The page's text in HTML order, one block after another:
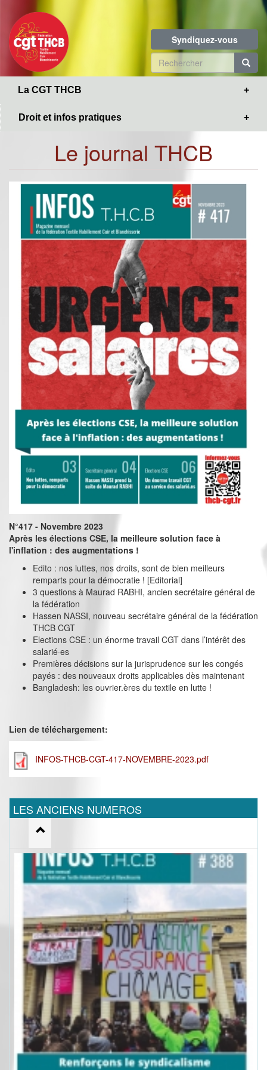
contenu
principal
Syndiquez-vous
Formulaire
de
La CGT THCB
Droit et infos pratiques
Le journal THCB
N°417 - Novembre 2023
Après les élections CSE, la meilleure solution face à
l'inflation : des augmentations !
Edito : nos luttes, nos droits, sont de bien meilleurs
remparts pour la démocratie ! [Editorial]
3 questions à Maurad RABHI, ancien secrétaire général de
la fédération
Hassen NASSI, nouveau secrétaire général de la fédération
THCB CGT
Elections CSE : un énorme travail CGT dans l’intérêt des
salarié·es
Premières décisions sur la jurisprudence sur les congés
payés : des nouveaux droits applicables dès maintenant
Bangladesh: les ouvrier.ères du textile en lutte !
Lien de téléchargement:
INFOS-THCB-CGT-417-NOVEMBRE-2023.pdf
LES ANCIENS NUMEROS